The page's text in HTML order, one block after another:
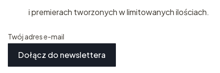
i premierach tworzonych w limitowanych ilościach.
Twój adres e-mail
Dołącz do newslettera